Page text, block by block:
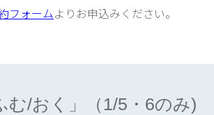
フォームよりお申込みください。
/おく」（1/5・6のみ)